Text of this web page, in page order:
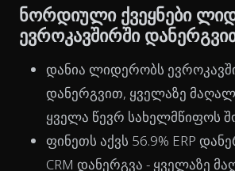
ნორდიული ქვეყნები
ევროკავშირში
დანია ლიდერობს
დანერგვით, ყველაზე
ყველა წევრ სახელმწიფოს
ფინეთს აქვს 56.9% ERP
CRM დანერგვა - ყველაზე